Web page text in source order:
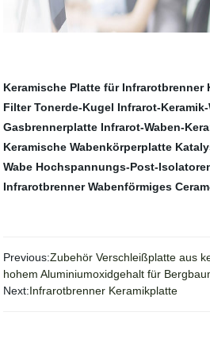
Keramische Platte für Infrarotbrenner
Filter Tonerde-Kugel Infrarot-Keramik-
Gasbrennerplatte Infrarot-Waben-
Keramische Wabenkörperplatte
Wabe Hochspannungs-Post-
Infrarotbrenner Wabenförmiges
Previous:Zubehör Verschleißplatte aus
hohem Aluminiumoxidgehalt für
Next:Infrarotbrenner Keramikplatte